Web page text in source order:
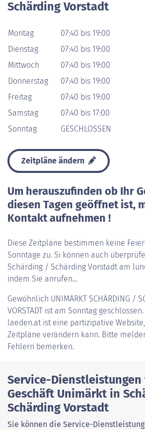
Schärding Vorstadt
Montag
07:40 bis 19:00
Dienstag
07:40 bis 19:00
Mittwoch
07:40 bis 19:00
Donnerstag
07:40 bis 19:00
Freitag
07:40 bis 19:00
Samstag
07:40 bis 17:00
Sonntag
GESCHLOSSEN
Zeitpläne ändern
Um herauszufinden ob Ihr
diesen Tagen geöffnet ist,
Kontakt aufnehmen !
Diese Zeitpläne bestimmen keine
Sonntage zu. Si können auch
Schärding / Schärding Vorstadt am
indem Sie anrufen...
Gewöhnlich UNIMÄRKT SCHÄRDING /
VORSTADT ist am Sonntag
laeden.at ist eine partizipative
Zeitpläne verändern kann. Bitte
Fehlern bemerken.
Service-Dienstleistungen
Geschäft Unimärkt in
Schärding Vorstadt
Sie können die Service-